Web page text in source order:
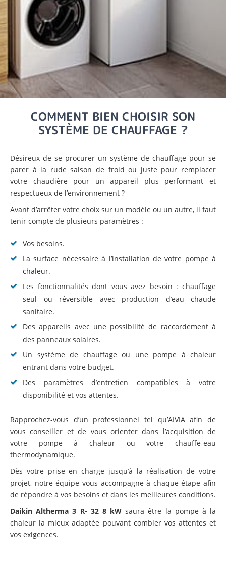
COMMENT BIEN CHOISIR SON
SYSTÈME DE CHAUFFAGE ?
Désireux de se procurer un système de chauffage pour se
parer à la rude saison de froid ou juste pour remplacer
votre chaudière pour un appareil plus performant et
respectueux de l’environnement ?
Avant d’arrêter votre choix sur un modèle ou un autre, il faut
tenir compte de plusieurs paramètres :
Vos besoins.
La surface nécessaire à l’installation de votre pompe à
chaleur.
Les fonctionnalités dont vous avez besoin : chauffage
seul ou réversible avec production d’eau chaude
sanitaire.
Des appareils avec une possibilité de raccordement à
des panneaux solaires.
Un système de chauffage ou une pompe à chaleur
entrant dans votre budget.
Des paramètres d’entretien compatibles à votre
disponibilité et vos attentes.
Rapprochez-vous d’un professionnel tel qu’AIVIA afin de
vous conseiller et de vous orienter dans l’acquisition de
votre pompe à chaleur ou votre chauffe-eau
thermodynamique.
Dès votre prise en charge jusqu’à la réalisation de votre
projet, notre équipe vous accompagne à chaque étape afin
de répondre à vos besoins et dans les meilleures conditions.
Daikin Altherma 3 R- 32 8 kW saura être la pompe à la
chaleur la mieux adaptée pouvant combler vos attentes et
vos exigences.